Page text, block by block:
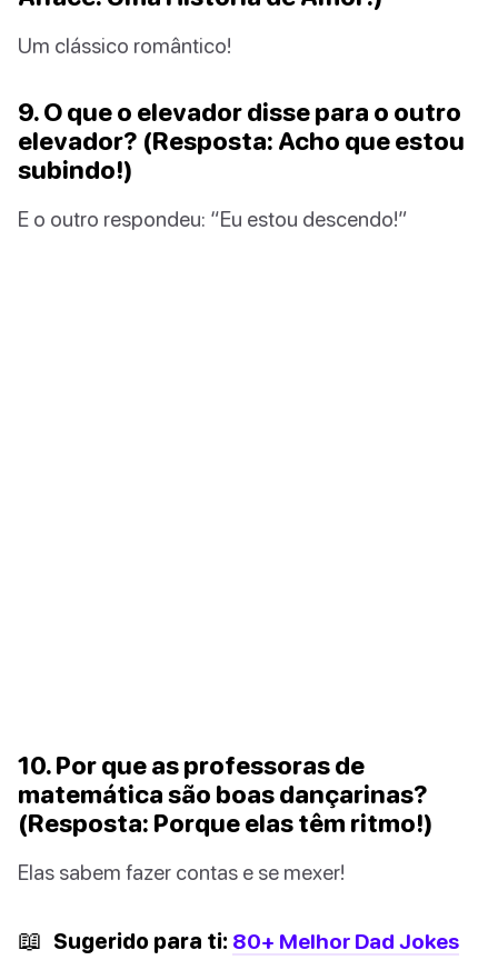
Um clássico romântico!
9. O que o elevador disse para o outro
elevador? (Resposta: Acho que estou
subindo!)
E o outro respondeu: “Eu estou descendo!”
10. Por que as professoras de
matemática são boas dançarinas?
(Resposta: Porque elas têm ritmo!)
Elas sabem fazer contas e se mexer!
📖 Sugerido para ti: 80+ Melhor Dad Jokes